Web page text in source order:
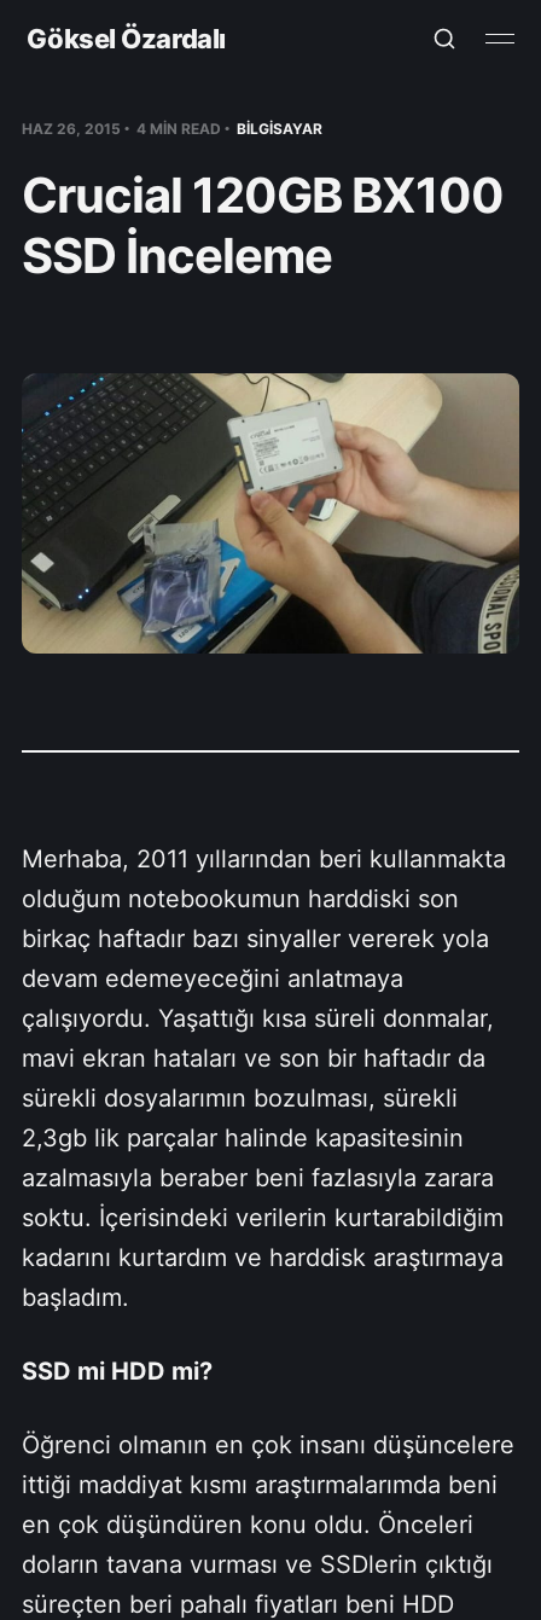
Göksel Özardalı
HAZ 26, 2015 4 MIN READ BILGISAYAR
Crucial 120GB BX100
SSD İnceleme
Merhaba, 2011 yıllarından beri kullanmakta
olduğum notebookumun harddiski son
birkaç haftadır bazı sinyaller vererek yola
devam edemeyeceğini anlatmaya
çalışıyordu. Yaşattığı kısa süreli donmalar,
mavi ekran hataları ve son bir haftadır da
sürekli dosyalarımın bozulması, sürekli
2,3gb lik parçalar halinde kapasitesinin
azalmasıyla beraber beni fazlasıyla zarara
soktu. İçerisindeki verilerin kurtarabildiğim
kadarını kurtardım ve harddisk araştırmaya
başladım.
SSD mi HDD mi?
Öğrenci olmanın en çok insanı düşüncelere
ittiği maddiyat kısmı araştırmalarımda beni
en çok düşündüren konu oldu. Önceleri
doların tavana vurması ve SSDlerin çıktığı
süreçten beri pahalı fiyatları beni HDD